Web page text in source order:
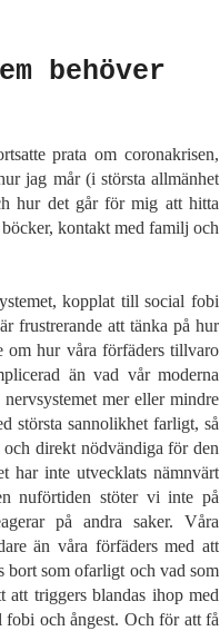
behöver
prata om coronakrisen,
jag mår (i största allmänhet
hur det går för mig att hitta
kontakt med familj och
kopplat till social fobi
frustrerande att tänka på hur
om hur våra förfäders tillvaro
än vad vår moderna
mer eller mindre
största sannolikhet farligt, så
direkt nödvändiga för den
har inte utvecklats nämnvärt
nuförtiden stöter vi inte på
på andra saker. Våra
än våra förfäders med att
bort som ofarligt och vad som
triggers blandas ihop med
och ångest. Och för att få